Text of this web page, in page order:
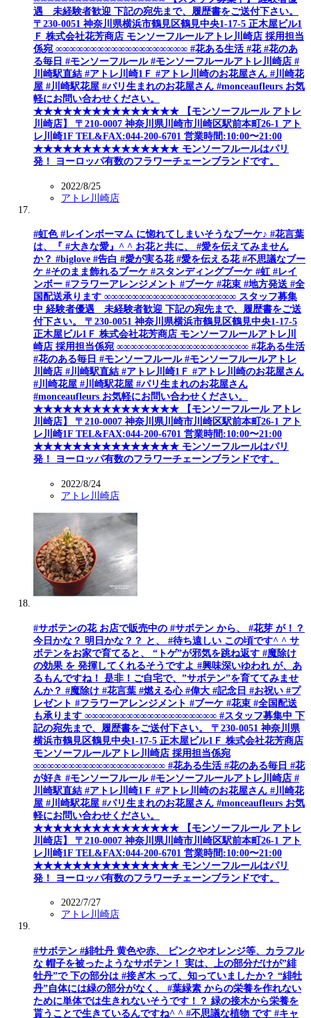
遇 未経験者歓迎 下記の宛先まで、履歴書をご送付下さい。
〒230-0051 神奈川県横浜市鶴見区鶴見中央1-17-5 正木屋ビル1
Ｆ 株式会社花芳商店 モンソーフルールアトレ川崎店 採用担当
係宛 ∞∞∞∞∞∞∞∞∞∞∞∞∞∞∞∞∞∞∞ #花ある生活 #花 #花のあ
る毎日 #モンソーフルール #モンソーフルールアトレ川崎店 #
川崎駅直結 #アトレ川崎1Ｆ #アトレ川崎のお花屋さん #川崎花
屋 #川崎駅花屋 #パリ生まれのお花屋さん #monceaufleurs お気
軽にお問い合わせください。
★★★★★★★★★★★★★★★ 【モンソーフルール アトレ
川崎店】 〒210-0007 神奈川県川崎市川崎区駅前本町26-1 アト
レ川崎1F TEL&FAX:044-200-6701 営業時間:10:00〜21:00
★★★★★★★★★★★★★★★ モンソーフルールはパリ
発！ ヨーロッパ有数のフラワーチェーンブランドです。
2022/8/25
アトレ川崎店
#虹色 #レインボーマム に惚れてしまいそうなブーケ♪ #花言葉
は、『 #大きな愛』^ ^ お花と共に、 #愛を伝えてみません
か？ #biglove #告白 #愛が実る花 #愛を伝える花 #不思議なブー
ケ #そのまま飾れるブーケ #スタンディングブーケ #虹 #レイ
ンボー #フラワーアレンジメント #ブーケ #花束 #地方発送 #全
国配送承ります ∞∞∞∞∞∞∞∞∞∞∞∞∞∞∞∞∞∞∞ スタッフ募集
中 経験者優遇 未経験者歓迎 下記の宛先まで、履歴書をご送
付下さい。 〒230-0051 神奈川県横浜市鶴見区鶴見中央1-17-5
正木屋ビル1Ｆ 株式会社花芳商店 モンソーフルールアトレ川
崎店 採用担当係宛 ∞∞∞∞∞∞∞∞∞∞∞∞∞∞∞∞∞∞∞ #花ある生活
#花のある毎日 #モンソーフルール #モンソーフルールアトレ
川崎店 #川崎駅直結 #アトレ川崎1Ｆ #アトレ川崎のお花屋さん
#川崎花屋 #川崎駅花屋 #パリ生まれのお花屋さん
#monceaufleurs お気軽にお問い合わせください。
★★★★★★★★★★★★★★★ 【モンソーフルール アトレ
川崎店】 〒210-0007 神奈川県川崎市川崎区駅前本町26-1 アト
レ川崎1F TEL&FAX:044-200-6701 営業時間:10:00〜21:00
★★★★★★★★★★★★★★★ モンソーフルールはパリ
発！ ヨーロッパ有数のフラワーチェーンブランドです。
2022/8/24
アトレ川崎店
#サボテンの花 お店で販売中の #サボテン から、 #花芽 が！？
今日かな？ 明日かな？？ と、 #待ち遠しい この頃です^ ^ サ
ボテンをお家で育てると、 “トゲ”が邪気を跳ね返す #魔除け
の効果 を 発揮してくれるそうですよ #興味深いゆわれ が、あ
るもんですね！ 是非！ご自宅で、”サボテン”を育ててみませ
んか？ #魔除け #花言葉 #燃える心 #偉大 #記念日 #お祝い #プ
レゼント #フラワーアレンジメント #ブーケ #花束 #全国配送
も承ります ∞∞∞∞∞∞∞∞∞∞∞∞∞∞∞∞∞∞∞ #スタッフ募集中 下
記の宛先まで、履歴書をご送付下さい。 〒230-0051 神奈川県
横浜市鶴見区鶴見中央1-17-5 正木屋ビル1Ｆ 株式会社花芳商店
モンソーフルールアトレ川崎店 採用担当係宛
∞∞∞∞∞∞∞∞∞∞∞∞∞∞∞∞∞∞∞ #花ある生活 #花のある毎日 #花
が好き #モンソーフルール #モンソーフルールアトレ川崎店 #
川崎駅直結 #アトレ川崎1Ｆ #アトレ川崎のお花屋さん #川崎花
屋 #川崎駅花屋 #パリ生まれのお花屋さん #monceaufleurs お気
軽にお問い合わせください。
★★★★★★★★★★★★★★★ 【モンソーフルール アトレ
川崎店】 〒210-0007 神奈川県川崎市川崎区駅前本町26-1 アト
レ川崎1F TEL&FAX:044-200-6701 営業時間:10:00〜21:00
★★★★★★★★★★★★★★★ モンソーフルールはパリ
発！ ヨーロッパ有数のフラワーチェーンブランドです。
2022/7/27
アトレ川崎店
#サボテン #緋牡丹 黄色や赤、 ピンクやオレンジ等、カラフル
な 帽子を被ったようなサボテン！ 実は、上の部分だけが”緋
牡丹”で 下の部分は #接ぎ木 って、知っていましたか？ “緋牡
丹”自体には緑の部分がなく、 #葉緑素 からの栄養を作れない
ために単体では生きれないそうです！？ 緑の接木から栄養を
貰うことで生きているんですね^ ^ #不思議な植物 です #キャ